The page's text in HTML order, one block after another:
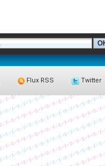
Flux RSS Twitter